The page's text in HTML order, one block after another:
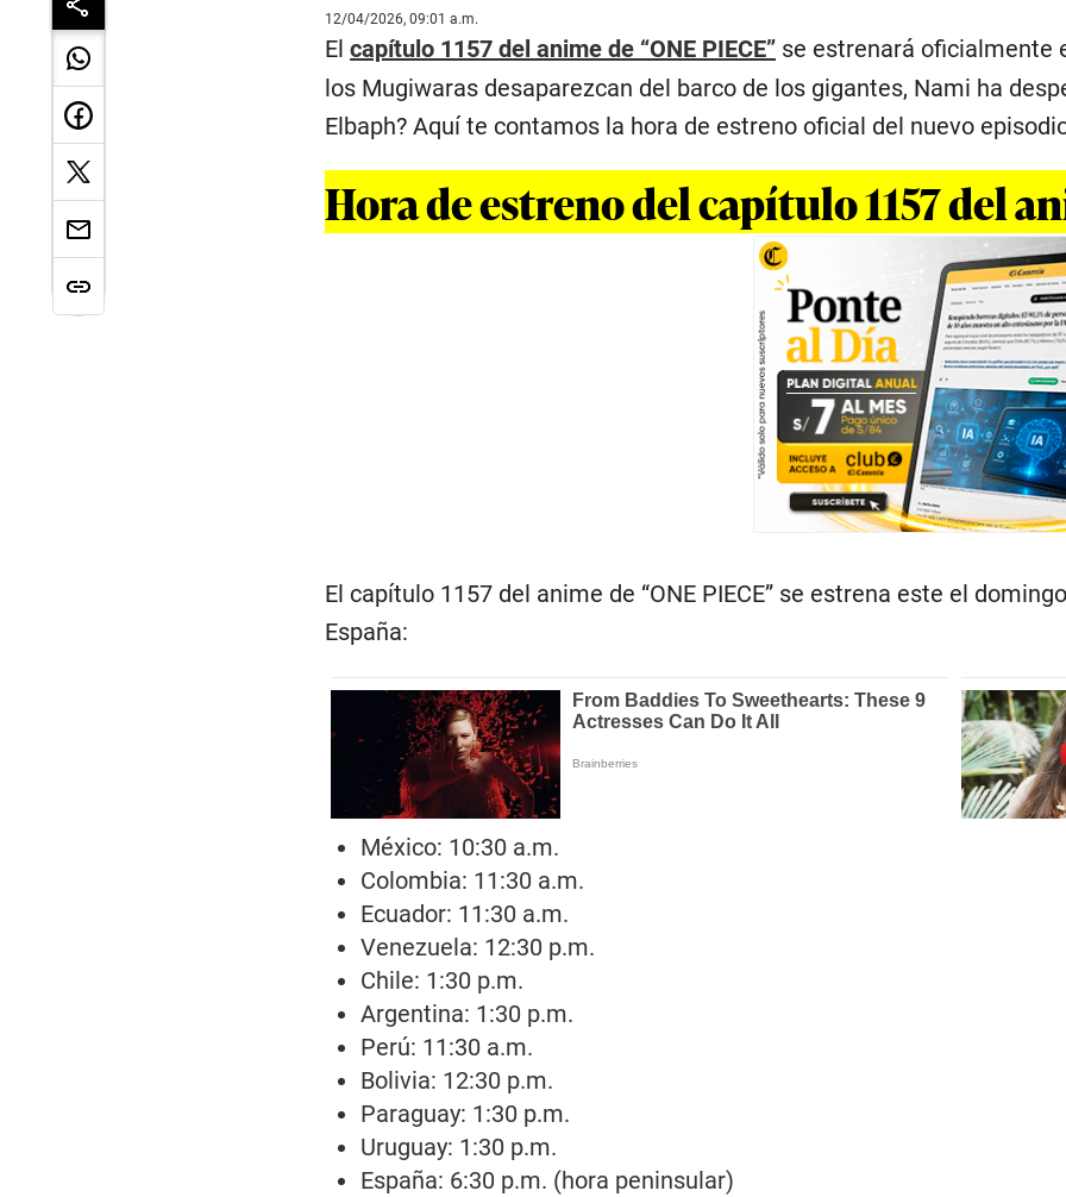
12/04/2026, 09:01 a.m.
Elcapítulo 1157 del anime de “ONE PIECE” se estrenará oficialmente
los Mugiwaras desaparezcan del barco de los gigantes, Nami ha
Elbaph? Aquí te contamos la hora de estreno oficial del nuevo
Hora de estreno del capítulo 1157 del
El capítulo 1157 del anime de “ONE PIECE” se estrena este el
España:
México: 10:30 a.m.
Colombia: 11:30 a.m.
Ecuador: 11:30 a.m.
Venezuela: 12:30 p.m.
Chile: 1:30 p.m.
Argentina: 1:30 p.m.
Perú: 11:30 a.m.
Bolivia: 12:30 p.m.
Paraguay: 1:30 p.m.
Uruguay: 1:30 p.m.
España: 6:30 p.m. (hora peninsular)